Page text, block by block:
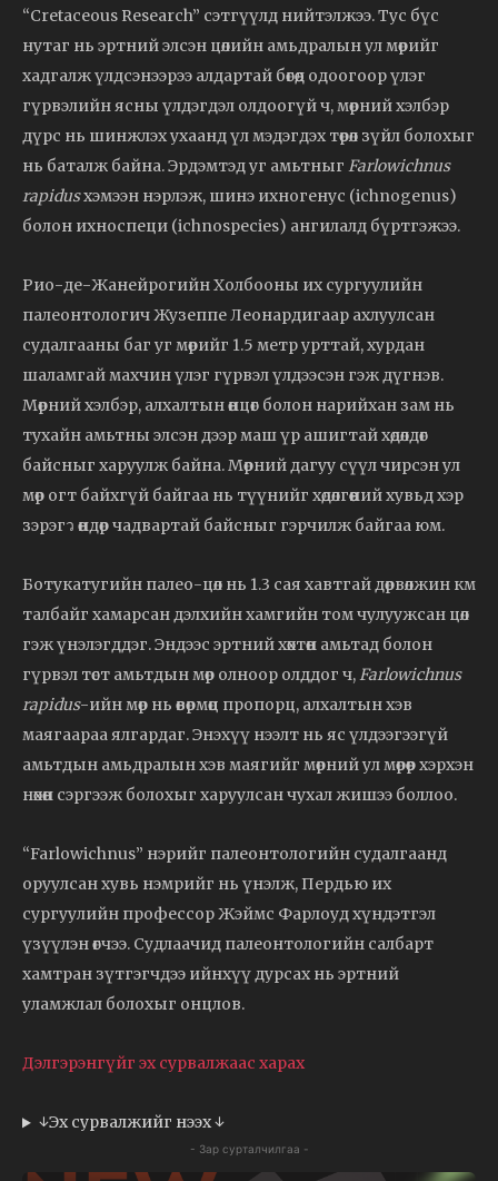
“Cretaceous Research” сэтгүүлд нийтэлжээ. Тус бүс
нутаг нь эртний элсэн цөлийн амьдралын ул мөрийг
хадгалж үлдсэнээрээ алдартай бөгөөд одоогоор үлэг
гүрвэлийн ясны үлдэгдэл олдоогүй ч, мөрний хэлбэр
дүрс нь шинжлэх ухаанд үл мэдэгдэх төрөл зүйл болохыг
нь баталж байна. Эрдэмтэд уг амьтныг Farlowichnus
rapidusхэмээн нэрлэж, шинэ ихногенус (ichnogenus)
болон ихноспеци (ichnospecies) ангилалд бүртгэжээ.
Рио-де-Жанейрогийн Холбооны их сургуулийн
палеонтологич Жузеппе Леонардигаар ахлуулсан
судалгааны баг уг мөрийг 1.5 метр урттай, хурдан
шаламгай махчин үлэг гүрвэл үлдээсэн гэж дүгнэв.
Мөрний хэлбэр, алхалтын өнцөг болон нарийхан зам нь
тухайн амьтны элсэн дээр маш үр ашигтай хөдөлдөг
байсныг харуулж байна. Мөрний дагуу сүүл чирсэн ул
мөр огт байхгүй байгаа нь түүнийг хөдөлгөөний хувьд хэр
зэрэгว өндөр чадвартай байсныг гэрчилж байгаа юм.
Ботукатугийн палео-цөл нь 1.3 сая хавтгай дөрвөлжин км
талбайг хамарсан дэлхийн хамгийн том чулуужсан цөл
гэж үнэлэгддэг. Эндээс эртний хөхтөн амьтад болон
гүрвэл төст амьтдын мөр олноор олддог ч,Farlowichnus
rapidus-ийн мөр нь өвөрмөц пропорц, алхалтын хэв
маягаараа ялгардаг. Энэхүү нээлт нь яс үлдээгээгүй
амьтдын амьдралын хэв маягийг мөрний ул мөрөөр хэрхэн
нөхөн сэргээж болохыг харуулсан чухал жишээ боллоо.
“Farlowichnus” нэрийг палеонтологийн судалгаанд
оруулсан хувь нэмрийг нь үнэлж, Пердью их
сургуулийн профессор Жэймс Фарлоуд хүндэтгэл
үзүүлэн өгчээ. Судлаачид палеонтологийн салбарт
хамтран зүтгэгчдээ ийнхүү дурсах нь эртний
уламжлал болохыг онцлов.
Дэлгэрэнгүйг эх сурвалжаас харах
↓Эх сурвалжийг нээх ↓
- Зар сурталчилгаа -